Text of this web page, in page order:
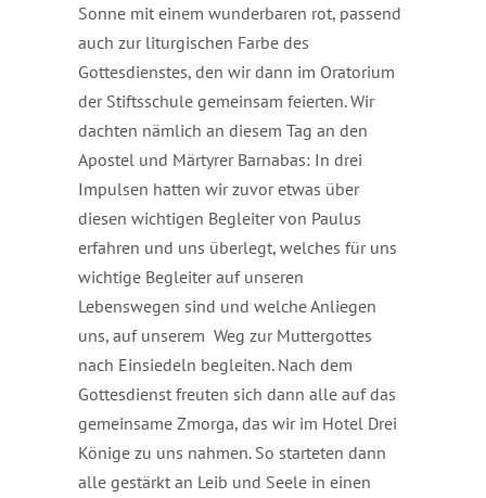
Sonne mit einem wunderbaren rot, passend
auch zur liturgischen Farbe des
Gottesdienstes, den wir dann im Oratorium
der Stiftsschule gemeinsam feierten. Wir
dachten nämlich an diesem Tag an den
Apostel und Märtyrer Barnabas: In drei
Impulsen hatten wir zuvor etwas über
diesen wichtigen Begleiter von Paulus
erfahren und uns überlegt, welches für uns
wichtige Begleiter auf unseren
Lebenswegen sind und welche Anliegen
uns, auf unserem Weg zur Muttergottes
nach Einsiedeln begleiten. Nach dem
Gottesdienst freuten sich dann alle auf das
gemeinsame Zmorga, das wir im Hotel Drei
Könige zu uns nahmen. So starteten dann
alle gestärkt an Leib und Seele in einen